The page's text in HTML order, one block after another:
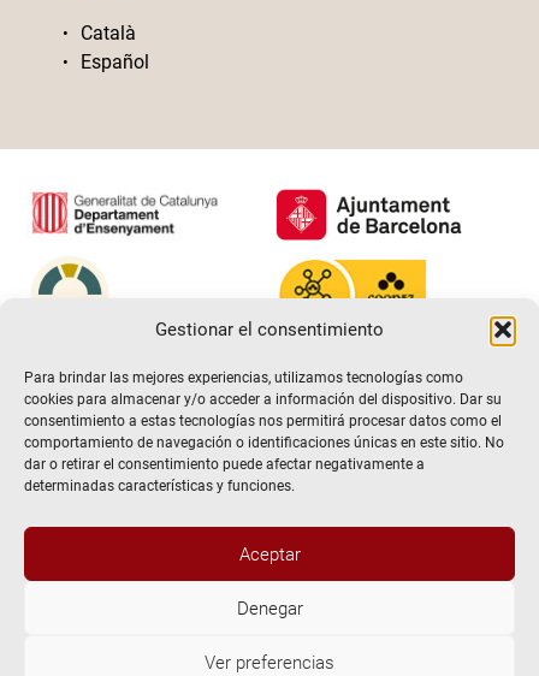
Gestionar el consentimiento
Para brindar las mejores experiencias, utilizamos tecnologías como
cookies para almacenar y/o acceder a información del dispositivo. Dar su
consentimiento a estas tecnologías nos permitirá procesar datos como el
comportamiento de navegación o identificaciones únicas en este sitio. No
dar o retirar el consentimiento puede afectar negativamente a
determinadas características y funciones.
Aceptar
Denegar
Ver preferencias
Català
Español
Aviso Legal